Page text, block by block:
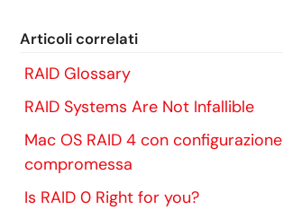
Articoli correlati
RAID Glossary
RAID Systems Are Not Infallible
Mac OS RAID 4 con configurazione
compromessa
Is RAID 0 Right for you?